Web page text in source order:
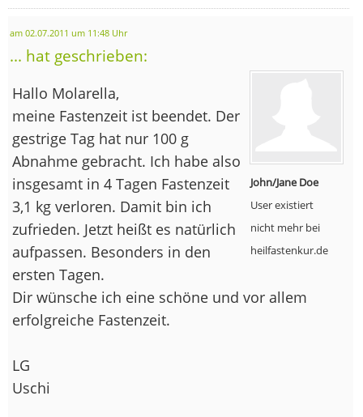
am 02.07.2011 um 11:48 Uhr
... hat geschrieben:
John/Jane Doe
User existiert
nicht mehr bei
heilfastenkur.de
Hallo Molarella,
meine Fastenzeit ist beendet. Der
gestrige Tag hat nur 100 g
Abnahme gebracht. Ich habe also
insgesamt in 4 Tagen Fastenzeit
3,1 kg verloren. Damit bin ich
zufrieden. Jetzt heißt es natürlich
aufpassen. Besonders in den
ersten Tagen.
Dir wünsche ich eine schöne und vor allem
erfolgreiche Fastenzeit.
LG
Uschi